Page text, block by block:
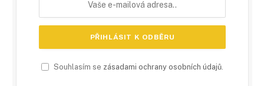
Souhlasím se zásadami ochrany osobních údajů.